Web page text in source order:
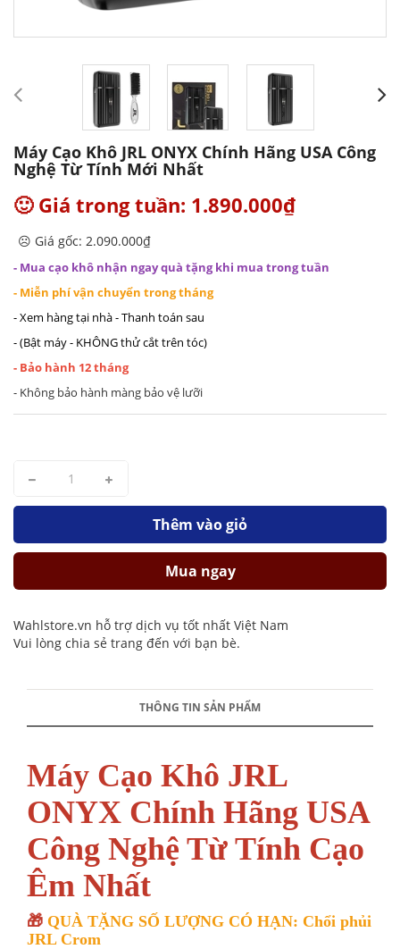
Máy Cạo Khô JRL ONYX Chính Hãng USA Công
Nghệ Từ Tính Mới Nhất
🙂 Giá trong tuần: 1.890.000₫
☹️ Giá gốc: 2.090.000₫
- Mua cạo khô nhận ngay quà tặng khi mua trong tuần
- Miễn phí vận chuyển trong tháng
- Xem hàng tại nhà - Thanh toán sau
- (Bật máy - KHÔNG thử cắt trên tóc)
- Bảo hành 12 tháng
- Không bảo hành màng bảo vệ lưỡi
Thêm vào giỏ
Mua ngay
Wahlstore.vn hỗ trợ dịch vụ tốt nhất Việt Nam
Vui lòng chia sẻ trang đến với bạn bè.
THÔNG TIN SẢN PHẨM
Máy Cạo Khô JRL
ONYX Chính Hãng USA
Công Nghệ Từ Tính Cạo
Êm Nhất
🎁 QUÀ TẶNG SỐ LƯỢNG CÓ HẠN: Chổi phủi
JRL Crom